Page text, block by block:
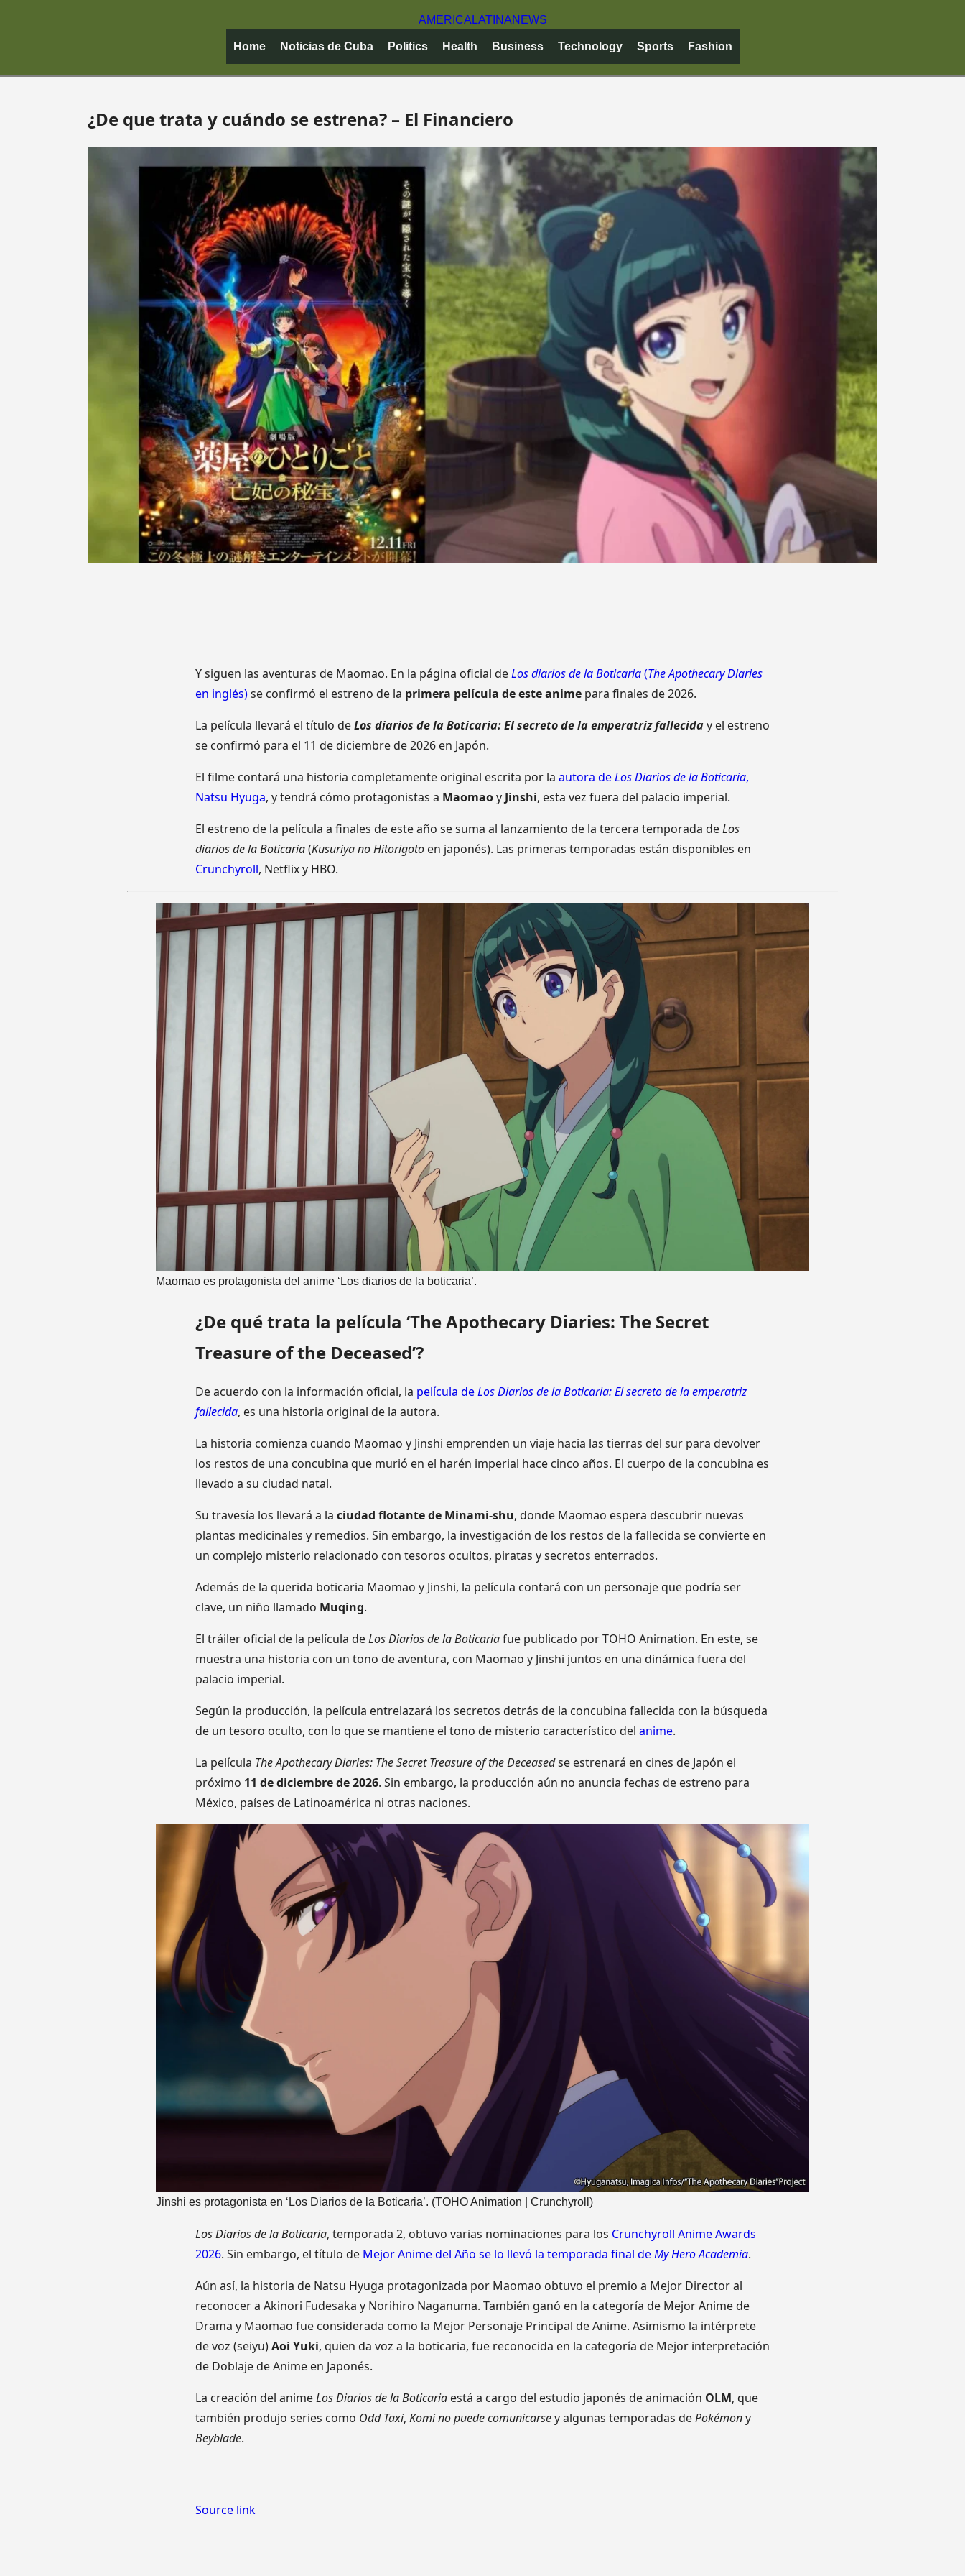
AMERICA LATINANEWS
Home Noticias de Cuba Politics Health Business Technology Sports Fashion
¿De que trata y cuándo se estrena? – El Financiero
Y siguen las aventuras de Maomao. En la página oficial deLos diarios de la Boticaria(The Apothecary Diaries
en inglés)se confirmó el estreno de la primera película de este anime para finales de 2026.
La película llevará el título deLos diarios de la Boticaria: El secreto de la emperatriz falleciday el estreno
se confirmó para el 11 de diciembre de 2026 en Japón.
El filme contará una historia completamente original escrita por la autora deLos Diarios de la Boticaria,
Natsu Hyuga, y tendrá cómo protagonistas a Maomaoy Jinshi, esta vez fuera del palacio imperial.
El estreno de la película a finales de este año se suma al lanzamiento de la tercera temporada deLos
diarios de la Boticaria(Kusuriya no Hitorigoto en japonés). Las primeras temporadas están disponibles en
Crunchyroll, Netflix y HBO.
Maomao es protagonista del anime ‘Los diarios de la boticaria’.
¿De qué trata la película ‘The Apothecary Diaries: The Secret
Treasure of the Deceased’?
De acuerdo con la información oficial, la película deLos Diarios de la Boticaria: El secreto de la emperatriz
fallecida, es una historia original de la autora.
La historia comienza cuando Maomao y Jinshi emprenden un viaje hacia las tierras del sur para devolver
los restos de una concubina que murió en el harén imperial hace cinco años. El cuerpo de la concubina es
llevado a su ciudad natal.
Su travesía los llevará a la ciudad flotante de Minami-shu, donde Maomao espera descubrir nuevas
plantas medicinales y remedios. Sin embargo, la investigación de los restos de la fallecida se convierte en
un complejo misterio relacionado con tesoros ocultos, piratas y secretos enterrados.
Además de la querida boticaria Maomao y Jinshi, la película contará con un personaje que podría ser
clave, un niño llamado Muqing.
El tráiler oficial de la película deLos Diarios de la Boticariafue publicado por TOHO Animation. En este, se
muestra una historia con un tono de aventura, con Maomao y Jinshi juntos en una dinámica fuera del
palacio imperial.
Según la producción, la película entrelazará los secretos detrás de la concubina fallecida con la búsqueda
de un tesoro oculto, con lo que se mantiene el tono de misterio característico del anime.
La película The Apothecary Diaries: The Secret Treasure of the Deceasedse estrenará en cines de Japón el
próximo 11 de diciembre de 2026. Sin embargo, la producción aún no anuncia fechas de estreno para
México, países de Latinoamérica ni otras naciones.
Jinshi es protagonista en ‘Los Diarios de la Boticaria’. (TOHO Animation | Crunchyroll)
Los Diarios de la Boticaria, temporada 2, obtuvo varias nominaciones para los Crunchyroll Anime Awards
2026. Sin embargo, el título de Mejor Anime del Año se lo llevó la temporada final deMy Hero Academia.
Aún así, la historia de Natsu Hyuga protagonizada por Maomao obtuvo el premio a Mejor Director al
reconocer a Akinori Fudesaka y Norihiro Naganuma. También ganó en la categoría de Mejor Anime de
Drama y Maomao fue considerada como la Mejor Personaje Principal de Anime. Asimismo la intérprete
de voz (seiyu)Aoi Yuki, quien da voz a la boticaria, fue reconocida en la categoría de Mejor interpretación
de Doblaje de Anime en Japonés.
La creación del animeLos Diarios de la Boticaria está a cargo del estudio japonés de animación OLM, que
también produjo series como Odd Taxi, Komi no puede comunicarsey algunas temporadas dePokémony
Beyblade.
Source link